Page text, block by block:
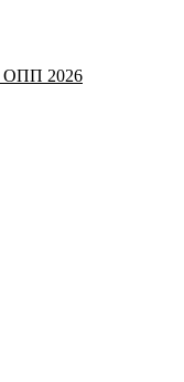
ОПП 2026